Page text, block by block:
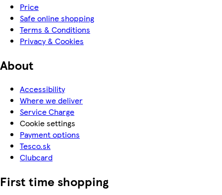
Price
Safe online shopping
Terms & Conditions
Privacy & Cookies
About
Accessibility
Where we deliver
Service Charge
Cookie settings
Payment options
Tesco.sk
Clubcard
First time shopping